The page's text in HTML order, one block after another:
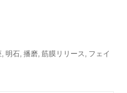
明石 播磨 筋膜リリース
フェイ